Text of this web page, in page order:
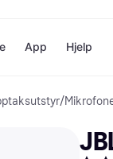
Betal nå
Betal i 3
Butikker
App Hjelp
/